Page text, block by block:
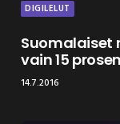
DIGILELUT
Suomalaiset
vain 15
14.7.2016